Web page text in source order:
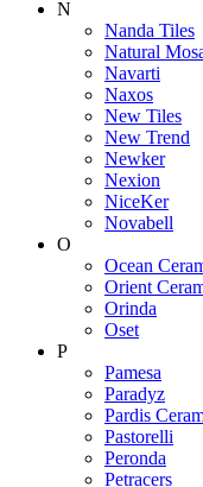
N
Nanda Tiles
Natural
Navarti
Naxos
New Tiles
New Trend
Newker
Nexion
NiceKer
Novabell
O
Ocean
Orient
Orinda
Oset
P
Pamesa
Paradyz
Pardis
Pastorelli
Peronda
Petracers